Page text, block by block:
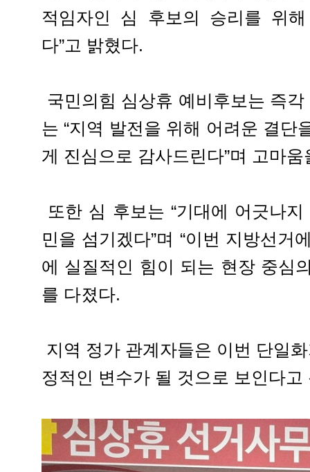
적임자인 심 후보의 승리를 위
다”고 밝혔다.
국민의힘 심상휴 예비후보는 즉
는 “지역 발전을 위해 어려운 결단
게 진심으로 감사드린다”며 고마
또한 심 후보는 “기대에 어긋나
민을 섬기겠다”며 “이번 지방선거
에 실질적인 힘이 되는 현장 중심
를 다졌다.
지역 정가 관계자들은 이번 단일
정적인 변수가 될 것으로 보인다고